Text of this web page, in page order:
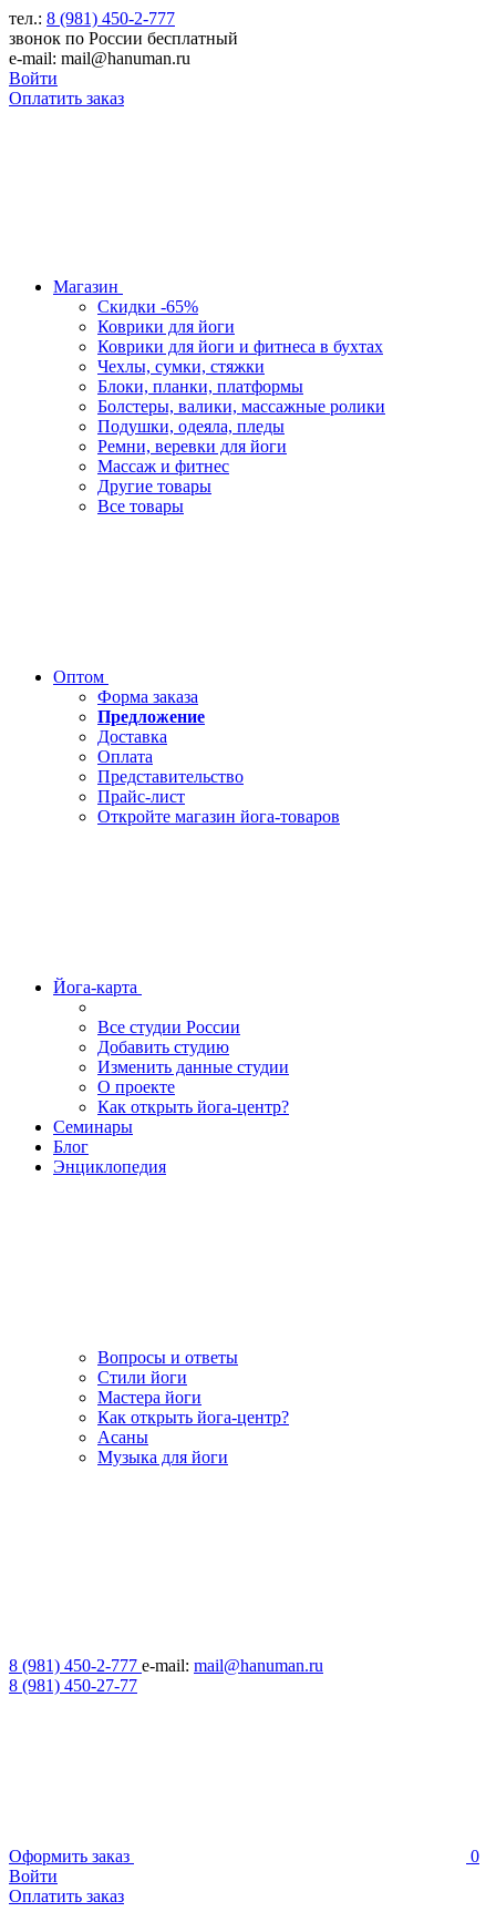
тел.: 8 (981) 450-2-777
звонок по России бесплатный
e-mail: mail@hanuman.ru
Войти
Оплатить заказ
Магазин
Скидки -65%
Коврики для йоги
Коврики для йоги и фитнеса в бухтах
Чехлы, сумки, стяжки
Блоки, планки, платформы
Болстеры, валики, массажные ролики
Подушки, одеяла, пледы
Ремни, веревки для йоги
Массаж и фитнес
Другие товары
Все товары
Оптом
Форма заказа
Предложение
Доставка
Оплата
Представительство
Прайс-лист
Откройте магазин йога-товаров
Йога-карта
Все студии России
Добавить студию
Изменить данные студии
О проекте
Как открыть йога-центр?
Семинары
Блог
Энциклопедия
Вопросы и ответы
Стили йоги
Мастера йоги
Как открыть йога-центр?
Асаны
Музыка для йоги
8 (981) 450-2-777 e-mail: mail@hanuman.ru
8 (981) 450-27-77
Оформить заказ
0
Войти
Оплатить заказ